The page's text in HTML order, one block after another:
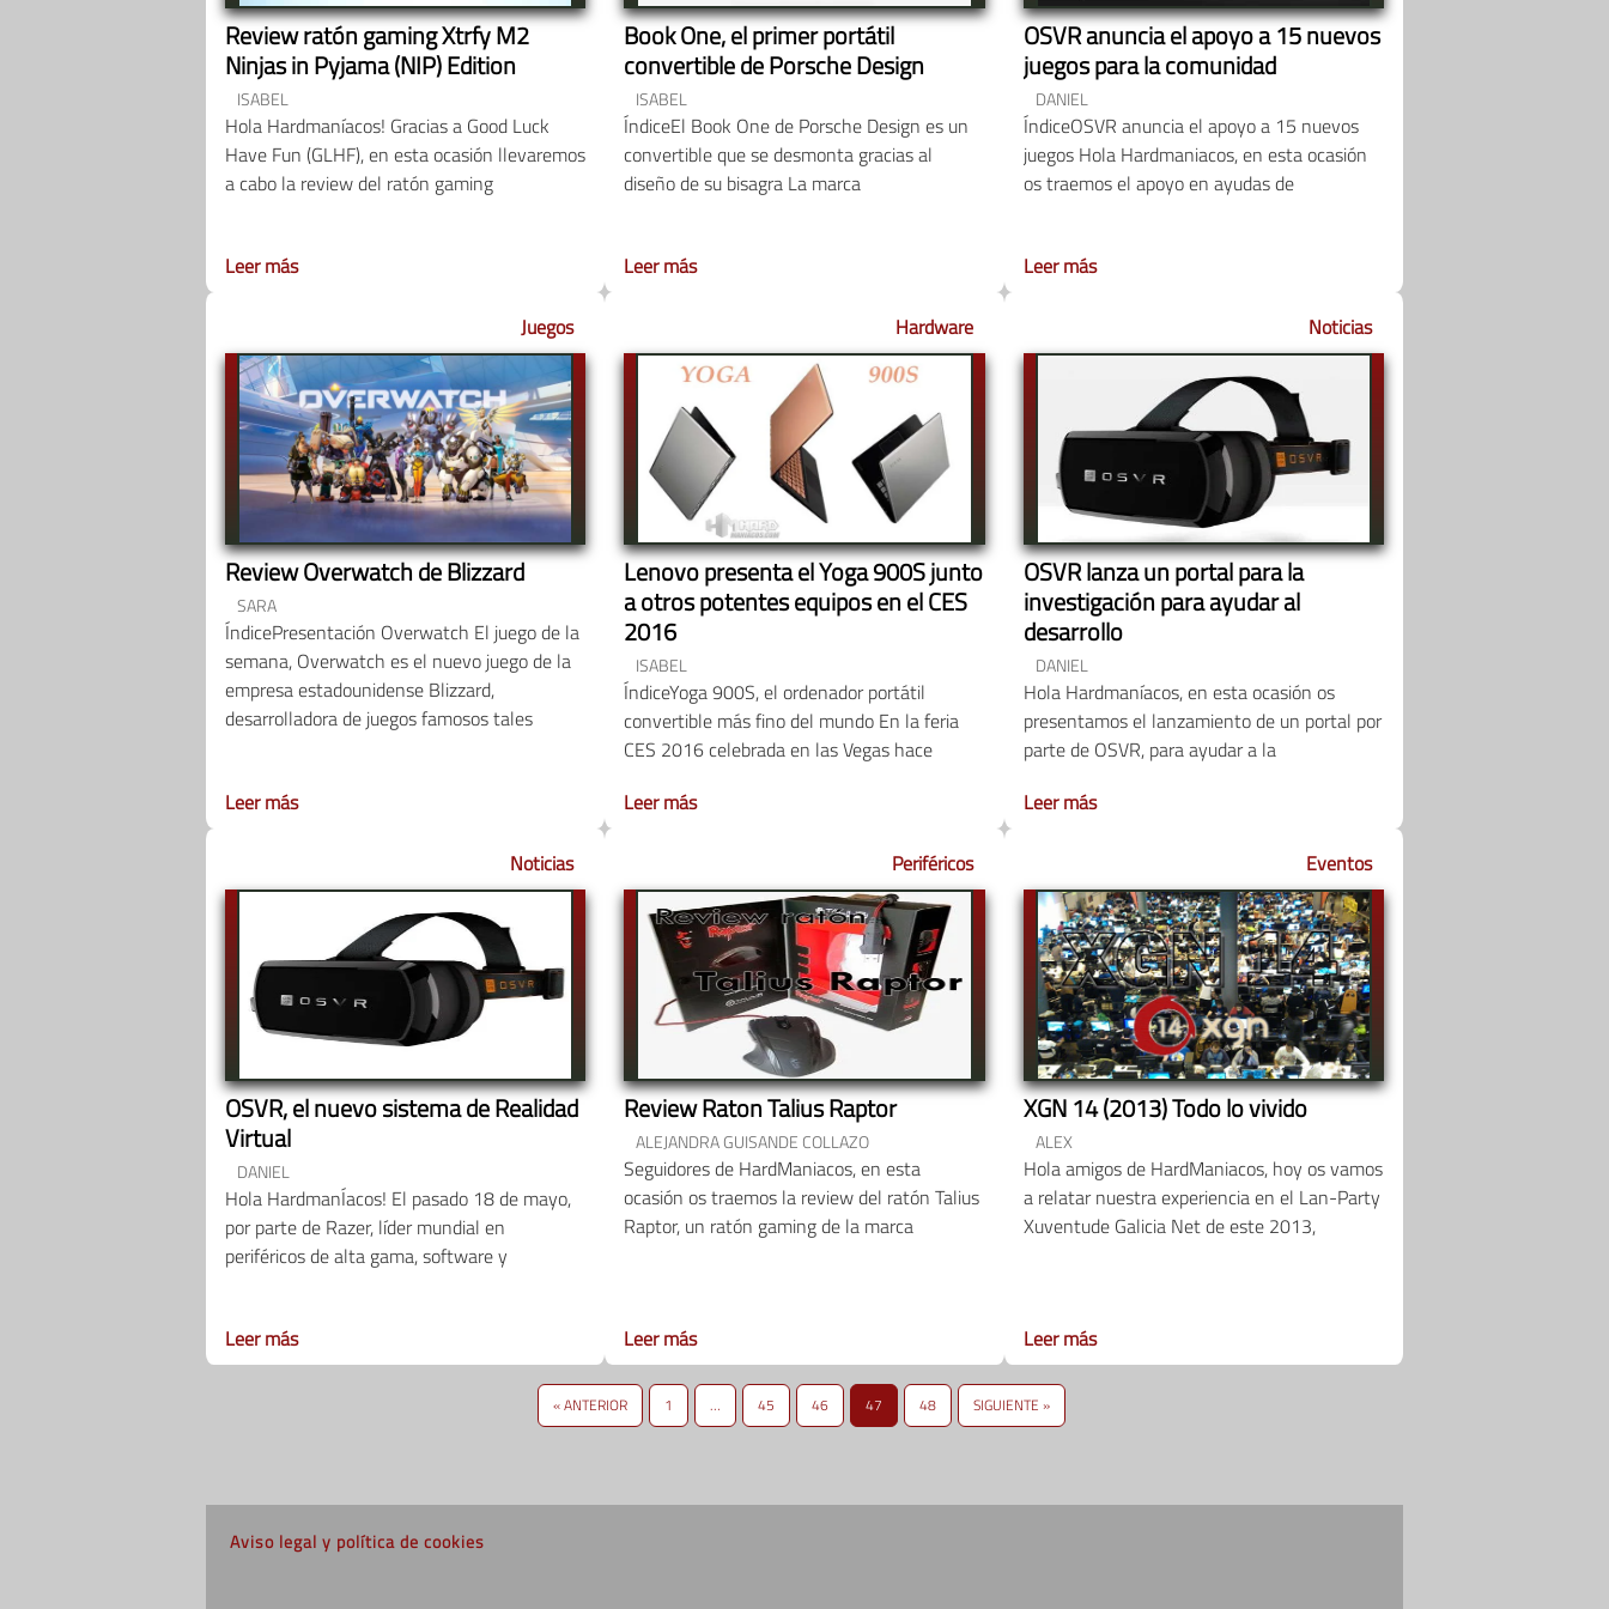
Review ratón gaming Xtrfy M2
Ninjas in Pyjama (NIP) Edition
ISABEL
Hola Hardmaníacos! Gracias a Good Luck
Have Fun (GLHF), en esta ocasión llevaremos
a cabo la review del ratón gaming
Leer más
Book One, el primer portátil
convertible de Porsche Design
ISABEL
ÍndiceEl Book One de Porsche Design es un
convertible que se desmonta gracias al
diseño de su bisagra La marca
Leer más
OSVR anuncia el apoyo a 15 nuevos
juegos para la comunidad
DANIEL
ÍndiceOSVR anuncia el apoyo a 15 nuevos
juegos Hola Hardmaniacos, en esta ocasión
os traemos el apoyo en ayudas de
Leer más
Juegos
Review Overwatch de Blizzard
SARA
ÍndicePresentación Overwatch El juego de la
semana, Overwatch es el nuevo juego de la
empresa estadounidense Blizzard,
desarrolladora de juegos famosos tales
Leer más
Hardware
Lenovo presenta el Yoga 900S junto
a otros potentes equipos en el CES
2016
ISABEL
ÍndiceYoga 900S, el ordenador portátil
convertible más fino del mundo En la feria
CES 2016 celebrada en las Vegas hace
Leer más
Noticias
OSVR lanza un portal para la
investigación para ayudar al
desarrollo
DANIEL
Hola Hardmaníacos, en esta ocasión os
presentamos el lanzamiento de un portal por
parte de OSVR, para ayudar a la
Leer más
Noticias
OSVR, el nuevo sistema de Realidad
Virtual
DANIEL
Hola HardmanÍacos! El pasado 18 de mayo,
por parte de Razer, líder mundial en
periféricos de alta gama, software y
Leer más
Periféricos
Review Raton Talius Raptor
ALEJANDRA GUISANDE COLLAZO
Seguidores de HardManiacos, en esta
ocasión os traemos la review del ratón Talius
Raptor, un ratón gaming de la marca
Leer más
Eventos
XGN 14 (2013) Todo lo vivido
ALEX
Hola amigos de HardManiacos, hoy os vamos
a relatar nuestra experiencia en el Lan-Party
Xuventude Galicia Net de este 2013,
Leer más
« ANTERIOR 1 … 45 46 47 48 SIGUIENTE »
Aviso legal y política de cookies